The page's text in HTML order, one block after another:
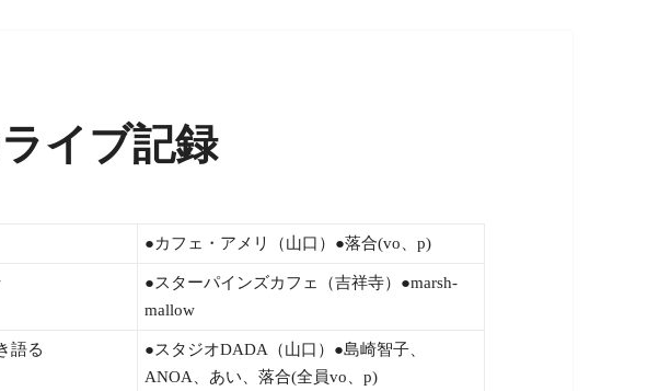
イブ記録
●カフェ・アメリ（山口）●落合(vo、p)
●スターパインズカフェ（吉祥寺）●marsh-
mallow
語る
●スタジオDADA（山口）●島崎智子、
ANOA、あい、落合(全員vo、p)